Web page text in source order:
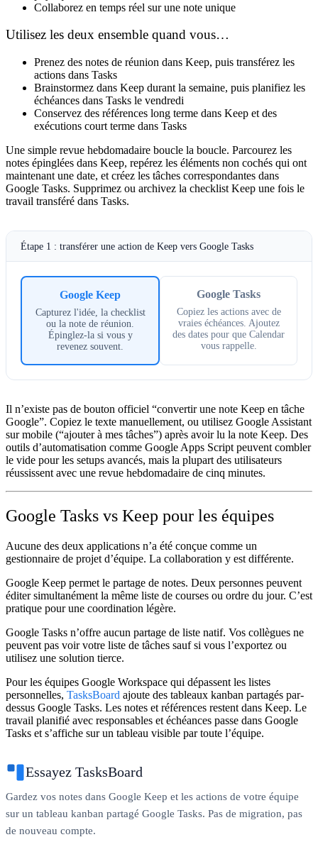
Collaborez en temps réel sur une note unique
Utilisez les deux ensemble quand vous…
Prenez des notes de réunion dans Keep, puis transférez les
actions dans Tasks
Brainstormez dans Keep durant la semaine, puis planifiez les
échéances dans Tasks le vendredi
Conservez des références long terme dans Keep et des
exécutions court terme dans Tasks
Une simple revue hebdomadaire boucle la boucle. Parcourez les
notes épinglées dans Keep, repérez les éléments non cochés qui ont
maintenant une date, et créez les tâches correspondantes dans
Google Tasks. Supprimez ou archivez la checklist Keep une fois le
travail transféré dans Tasks.
Étape 1 : transférer une action de Keep vers Google Tasks
Google Keep
Capturez l'idée, la checklist
ou la note de réunion.
Épinglez-la si vous y
revenez souvent.
Google Tasks
Copiez les actions avec de
vraies échéances. Ajoutez
des dates pour que Calendar
vous rappelle.
Il n’existe pas de bouton officiel “convertir une note Keep en tâche
Google”. Copiez le texte manuellement, ou utilisez Google Assistant
sur mobile (“ajouter à mes tâches”) après avoir lu la note Keep. Des
outils d’automatisation comme Google Apps Script peuvent combler
le vide pour les setups avancés, mais la plupart des utilisateurs
réussissent avec une revue hebdomadaire de cinq minutes.
Google Tasks vs Keep pour les équipes
Aucune des deux applications n’a été conçue comme un
gestionnaire de projet d’équipe. La collaboration y est différente.
Google Keep permet le partage de notes. Deux personnes peuvent
éditer simultanément la même liste de courses ou ordre du jour. C’est
pratique pour une coordination légère.
Google Tasks n’offre aucun partage de liste natif. Vos collègues ne
peuvent pas voir votre liste de tâches sauf si vous l’exportez ou
utilisez une solution tierce.
Pour les équipes Google Workspace qui dépassent les listes
personnelles, TasksBoard ajoute des tableaux kanban partagés par-
dessus Google Tasks. Les notes et références restent dans Keep. Le
travail planifié avec responsables et échéances passe dans Google
Tasks et s’affiche sur un tableau visible par toute l’équipe.
Essayez TasksBoard
Gardez vos notes dans Google Keep et les actions de votre équipe
sur un tableau kanban partagé Google Tasks. Pas de migration, pas
de nouveau compte.